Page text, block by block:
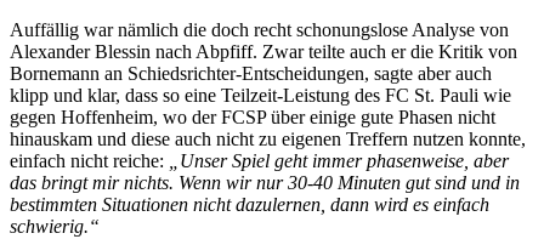
Auffällig war nämlich die doch recht schonungslose Analyse von
Alexander Blessin nach Abpfiff. Zwar teilte auch er die Kritik von
Bornemann an Schiedsrichter-Entscheidungen, sagte aber auch
klipp und klar, dass so eine Teilzeit-Leistung des FC St. Pauli wie
gegen Hoffenheim, wo der FCSP über einige gute Phasen nicht
hinauskam und diese auch nicht zu eigenen Treffern nutzen konnte,
einfach nicht reiche:
„Unser Spiel geht immer phasenweise, aber
das bringt mir nichts. Wenn wir nur 30-40 Minuten gut sind und in
bestimmten Situationen nicht dazulernen, dann wird es einfach
schwierig.“